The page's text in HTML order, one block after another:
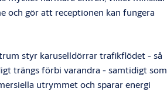
och gör att receptionen kan fungera
styr karuselldörrar trafikflödet - så
trängs förbi varandra - samtidigt som
utrymmet och sparar energi